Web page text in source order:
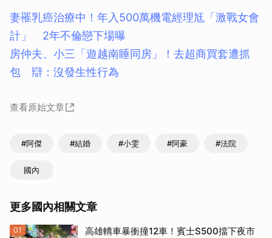
妻罹乳癌治療中！年入500萬機電經理尪「激戰女會
計」 2年不倫戀下場曝
房仲夫、小三「遊越南睡同房」！去超商買套遭抓
包 辯：沒發生性行為
查看原始文章
#阿傑 #結婚 #小雯 #阿豪 #法院
國內
更多國內相關文章
01
高雄轎車暴衝撞12車！賓士S500擋下夜市